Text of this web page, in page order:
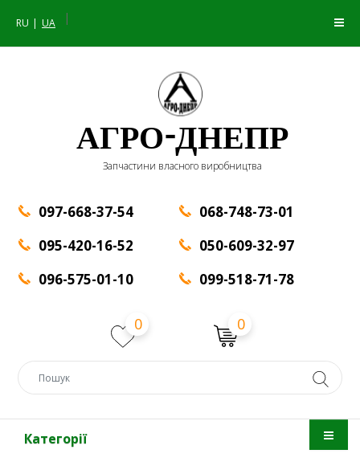
RU UA |
АГРО-ДНЕПР
Запчастини власного виробництва
097-668-37-54
095-420-16-52
096-575-01-10
068-748-73-01
050-609-32-97
099-518-71-78
0 0
Категорії